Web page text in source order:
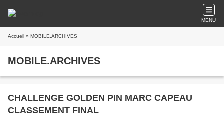
MENU
Accueil » MOBILE.ARCHIVES
MOBILE.ARCHIVES
CHALLENGE GOLDEN PIN MARC CAPEAU
CLASSEMENT FINAL